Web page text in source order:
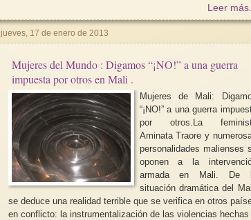
Leer
jueves, 17 de enero de 2013
Mujeres del Mundo : Digamos “¡NO!” a una guerra
impuesta por otros en Mali .
Mujeres de Mali:
“¡NO!” a una guerra
por otros.La
Aminata Traore y
personalidades malienses
oponen a la
armada en Mali. De
situación dramática del
se deduce una realidad terrible que se verifica en otros
en conflicto: la instrumentalización de las violencias hechas
NotiMujeres 1/2026
Violencia sexual en
propuesta para su
En el primer